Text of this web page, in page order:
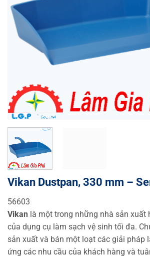
Vikan Dustpan, 330 mm –
56603
Vikan là một trong những nhà sản xuất
của dụng cụ làm sạch vệ sinh tối đa.
sản xuất và bán một loạt các giải pháp
ứng các nhu cầu của khách hàng và